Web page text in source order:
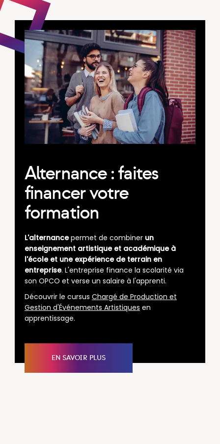
Alternance : faites
financer votre
formation
L'alternancepermet de combiner un
enseignement artistique et académique à
l'école et une expérience de terrain en
entreprise. L'entreprise finance la scolarité via
son OPCO et verse un salaire à l'apprenti.
Découvrir le cursus Chargé de Production et
Gestion d'Événements Artistiques en
apprentissage.
EN SAVOIR PLUS